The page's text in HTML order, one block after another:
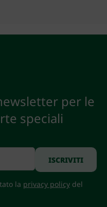
per le
speciali
la privacy policydel